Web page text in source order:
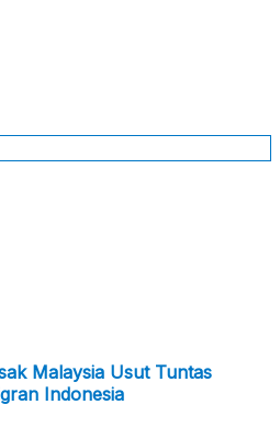
Malaysia Usut Tuntas
Indonesia